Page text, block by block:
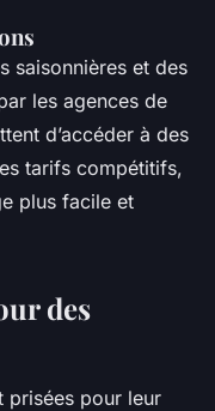
saisonnières et des
les agences de
d’accéder à des
tarifs compétitifs,
plus facile et
des
prisées pour leur